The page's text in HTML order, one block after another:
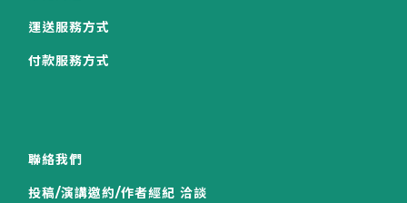
運送服務方式
付款服務方式
聯絡我們
投稿/演講邀約/作者經紀 洽談